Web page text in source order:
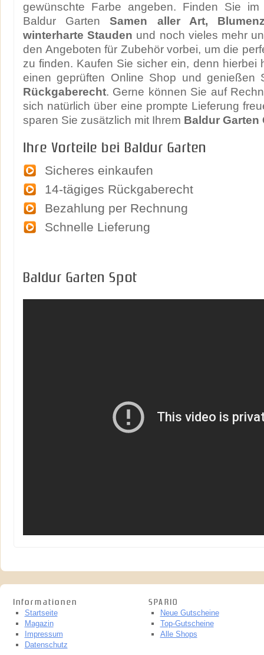
gewünschte Farbe angeben. Finden Sie
Baldur GartenSamen aller Art,
winterharte Stauden und noch vieles mehr
den Angeboten für Zubehör vorbei, um die
zu finden. Kaufen Sie sicher ein, denn hierbei
einen geprüften Online Shop und
Rückgaberecht. Gerne können Sie auf
sich natürlich über eine prompte Lieferung
sparen Sie zusätzlich mit Ihrem Baldur
Ihre Vorteile bei Baldur Garten
Sicheres einkaufen
14-tägiges Rückgaberecht
Bezahlung per Rechnung
Schnelle Lieferung
Baldur Garten Spot
Informationen
Startseite
Magazin
Impressum
Datenschutz
SPARIO
Neue Gutscheine
Top-Gutscheine
Alle Shops